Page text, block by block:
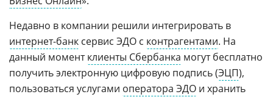
Недавно в компании решили интегрировать в
интернет-банк сервис ЭДО с контрагентами. На
данный моментклиенты Сбербанка могут бесплатно
получить электронную цифровую подпись (ЭЦП),
пользоваться услугами оператора ЭДО и хранить